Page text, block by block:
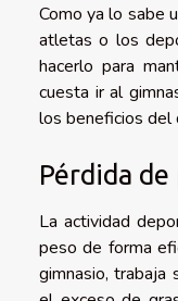
Como ya lo sabe
atletas o los
hacerlo para
cuesta ir al
los beneficios del
Pérdida
La actividad
peso de forma
gimnasio, trabaja